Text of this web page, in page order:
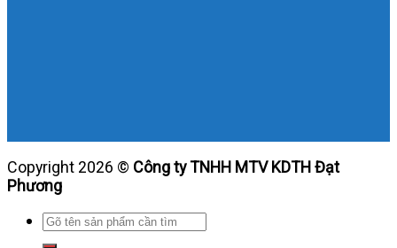
Copyright 2026 © Công ty TNHH MTV KDTH Đạt
Phương
Tìm
kiếm: